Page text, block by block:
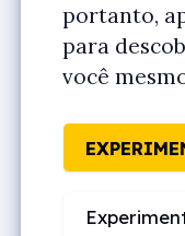
portanto,
para
você